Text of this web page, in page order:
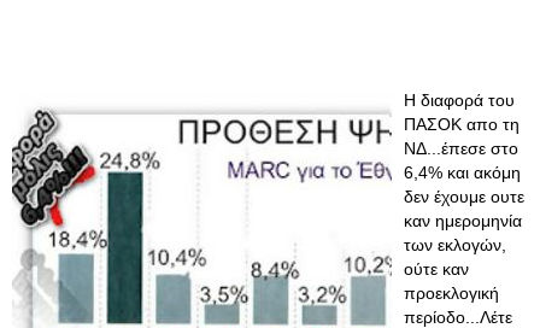
Η διαφορά του
ΠΑΣΟΚ απο τη
ΝΔ...έπεσε στο
6,4% και ακόμη
δεν έχουμε ουτε
καν ημερομηνία
των εκλογών,
ούτε καν
προεκλογική
περίοδο...Λέτε